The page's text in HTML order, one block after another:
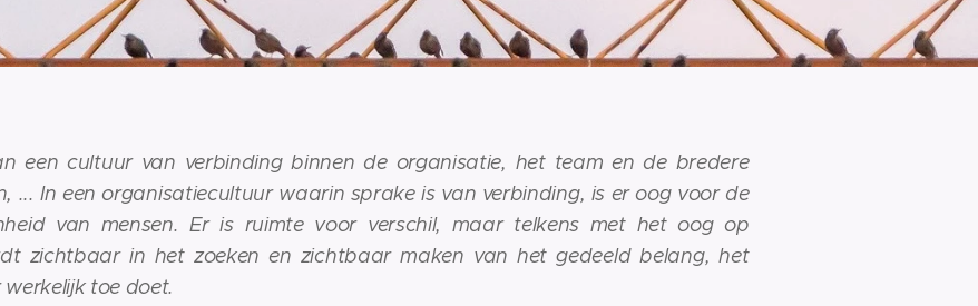
een cultuur van verbinding binnen de organisatie, het team en de bredere
... In een organisatiecultuur waarin sprake is van verbinding, is er oog voor de
van mensen. Er is ruimte voor verschil, maar telkens met het oog op
zichtbaar in het zoeken en zichtbaar maken van het gedeeld belang, het
toe doet.